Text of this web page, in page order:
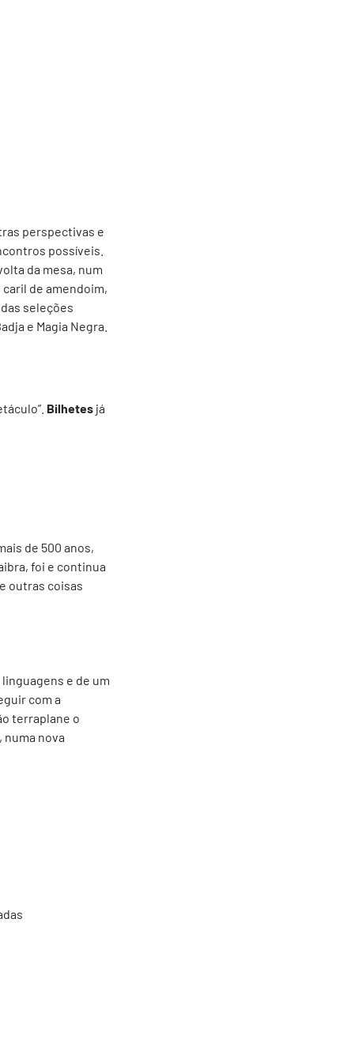
perspectivas e
possíveis.
da mesa, num
de amendoim,
seleções
e Magia Negra.
Bilhetes já
de 500 anos,
foi e continua
outras coisas
e de um
com a
terraplane o
nova